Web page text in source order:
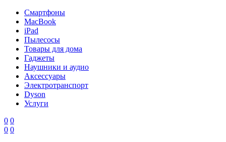
Смартфоны
MacBook
iPad
Пылесосы
Товары для дома
Гаджеты
Наушники и аудио
Аксессуары
Электротранспорт
Dyson
Услуги
0 0
0 0